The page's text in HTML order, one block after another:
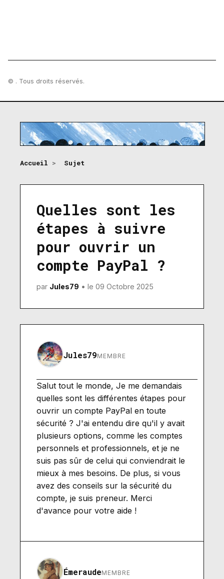
© . Tous droits réservés.
Accueil > Sujet
Quelles sont les
étapes à suivre
pour ouvrir un
compte PayPal ?
par Jules79 • le 09 Octobre 2025
Jules79MEMBRE
Salut tout le monde, Je me demandais
quelles sont les différentes étapes pour
ouvrir un compte PayPal en toute
sécurité ? J'ai entendu dire qu'il y avait
plusieurs options, comme les comptes
personnels et professionnels, et je ne
suis pas sûr de celui qui conviendrait le
mieux à mes besoins. De plus, si vous
avez des conseils sur la sécurité du
compte, je suis preneur. Merci
d'avance pour votre aide !
ÉmeraudeMEMBRE